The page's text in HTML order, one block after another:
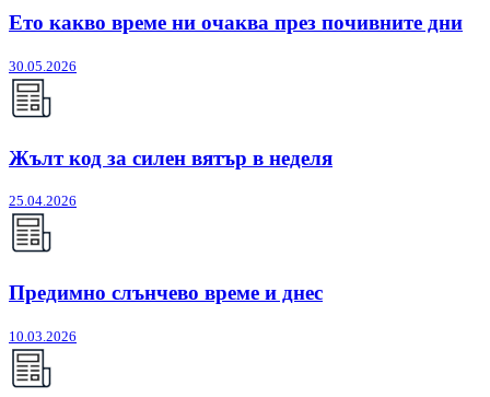
Ето какво време ни очаква през почивните дни
30.05.2026
Жълт код за силен вятър в неделя
25.04.2026
Предимно слънчево време и днес
10.03.2026